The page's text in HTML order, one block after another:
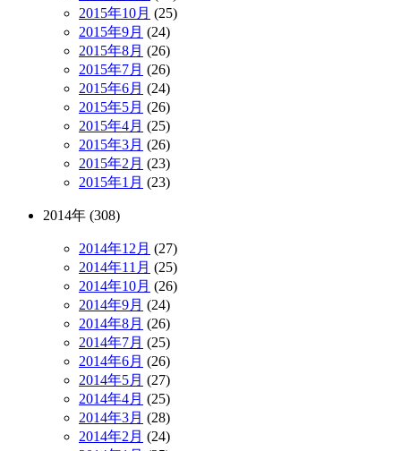
2015年10月 (25)
2015年9月 (24)
2015年8月 (26)
2015年7月 (26)
2015年6月 (24)
2015年5月 (26)
2015年4月 (25)
2015年3月 (26)
2015年2月 (23)
2015年1月 (23)
2014年 (308)
2014年12月 (27)
2014年11月 (25)
2014年10月 (26)
2014年9月 (24)
2014年8月 (26)
2014年7月 (25)
2014年6月 (26)
2014年5月 (27)
2014年4月 (25)
2014年3月 (28)
2014年2月 (24)